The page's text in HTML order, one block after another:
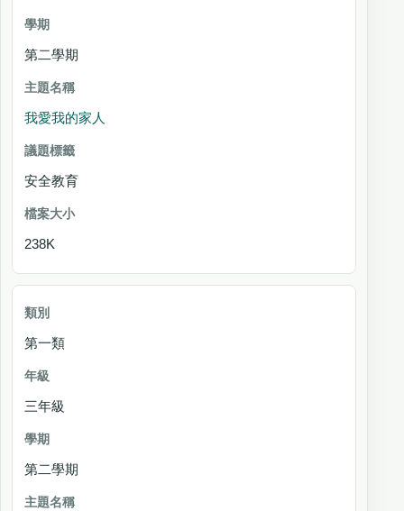
第二學期
我愛我的家人
安全教育
238K
第一類
三年級
第二學期